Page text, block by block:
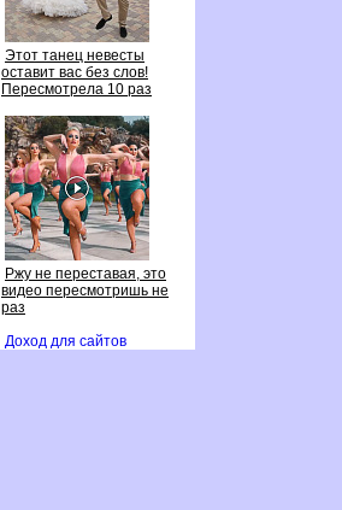
Этот танец невесты
оставит вас без слов!
Пересмотрела 10 раз
Ржу не переставая, это
идео пересмотришь не
раз
Доход для сайто